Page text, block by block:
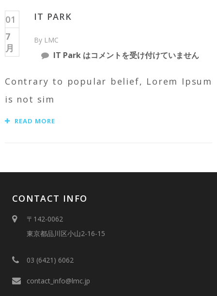
01
7
月
IT PARK
By LMC
IT Park はコメントを受け付けていません
Contrary to popular belief, Lorem Ipsum
is not sim
READ MORE
CONTACT INFO
〒142-0062
東京都品川区小山2-16-15
03 (6421) 6062
contact_info@lmc.jp